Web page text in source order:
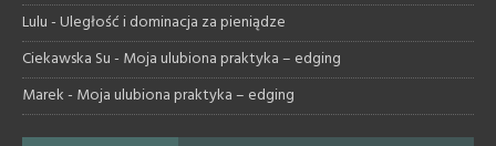
Lulu-Uległość i dominacja za pieniądze
Ciekawska Su- Moja ulubiona praktyka – edging
Marek- Moja ulubiona praktyka – edging